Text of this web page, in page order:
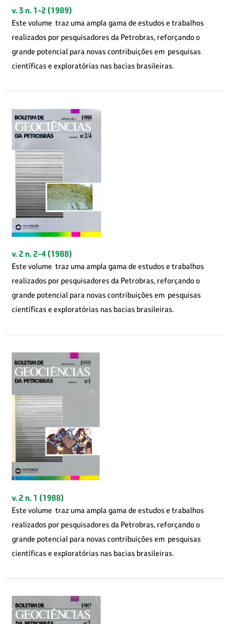
v. 3 n. 1-2 (1989)
Este volume traz uma ampla gama de estudos e trabalhos
realizados por pesquisadores da Petrobras, reforçando o
grande potencial para novas contribuições em pesquisas
científicas e exploratórias nas bacias brasileiras.
v. 2 n. 2-4 (1988)
Este volume traz uma ampla gama de estudos e trabalhos
realizados por pesquisadores da Petrobras, reforçando o
grande potencial para novas contribuições em pesquisas
científicas e exploratórias nas bacias brasileiras.
v. 2 n. 1 (1988)
Este volume traz uma ampla gama de estudos e trabalhos
realizados por pesquisadores da Petrobras, reforçando o
grande potencial para novas contribuições em pesquisas
científicas e exploratórias nas bacias brasileiras.